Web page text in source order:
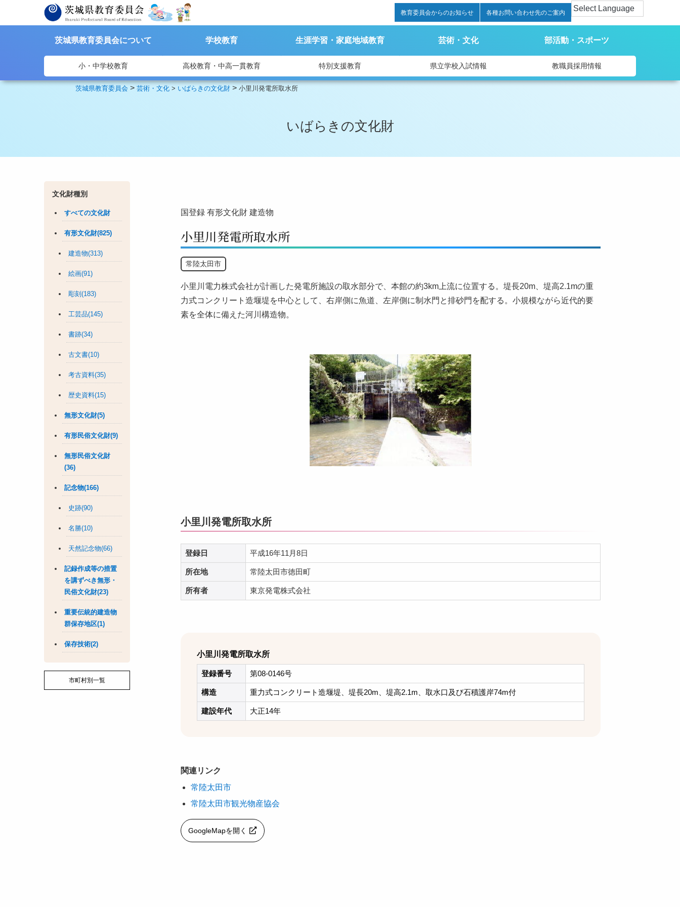
教育委員会からのお知らせ 各種お問い合わせ先のご案内
茨城県教育委員会について 学校教育 生涯学習・家庭地域教育 芸術・文化 部活動・スポーツ
小・中学校教育 高校教育・中高一貫教育 特別支援教育 県立学校入試情報 教職員採用情報
茨城県教育委員会 >芸術・文化 > いばらきの文化財 >小里川発電所取水所
いばらきの文化財
文化財種別
すべての文化財
有形文化財(825)
建造物(313)
絵画(91)
彫刻(183)
工芸品(145)
書跡(34)
古文書(10)
考古資料(35)
歴史資料(15)
無形文化財(5)
有形民俗文化財(9)
無形民俗文化財
(36)
記念物(166)
史跡(90)
名勝(10)
天然記念物(66)
記録作成等の措置
を講ずべき無形・
民俗文化財(23)
重要伝統的建造物
群保存地区(1)
保存技術(2)
市町村別一覧
国登録 有形文化財 建造物
小里川発電所取水所
常陸太田市
小里川電力株式会社が計画した発電所施設の取水部分で、本館の約3km上流に位置する。堤長20m、堤高2.1mの重
力式コンクリート造堰堤を中心として、右岸側に魚道、左岸側に制水門と排砂門を配する。小規模ながら近代的要
素を全体に備えた河川構造物。
小里川発電所取水所
登録日 平成16年11月8日
所在地 常陸太田市徳田町
所有者 東京発電株式会社
小里川発電所取水所
登録番号 第08-0146号
構造 重力式コンクリート造堰堤、堤長20m、堤高2.1m、取水口及び石積護岸74m付
建設年代 大正14年
関連リンク
常陸太田市
常陸太田市観光物産協会
GoogleMapを開く